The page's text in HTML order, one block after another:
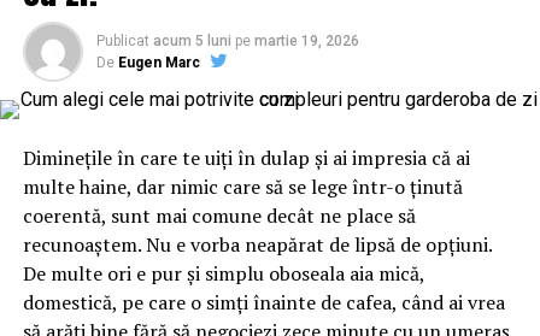
asociate fiecărei publicații.
Rețeaua este operată de SEO Digital S.R.L., companie
fondată în decembrie 2024 și dezvoltatoare a platformei
seodigital.ro, care conectează advertiserii cu peste 3.000
de publicații verificate din România pentru advertoriale,
comunicate de presă și campanii de vizibilitate online.
Despre SEO Digital S.R.L.
SEO Digital S.R.L. este o companie românească
specializată în marketing de conținut și SEO, cu sediul în
culoarea de bază a personajului
Tot farmecul vine din faptul că Stitch are un albastru
care nu seamănă cu albastrul florilor obișnuite. E un
interiorul urechilor. Asta înseamnă că personajul aduce
deja două culori în ecuație înainte să așezi o singură
floare lângă el. Dacă ignori amănuntul ăsta, ajungi ușor
la un aranjament care se bate cap în cap, în care
albastrul rece și florile nimeresc în registre care nu
vorbesc între ele.
Publicat acum 5 luni pe martie 19, 2026
De Eugen Marc
Diminețile în care te uiți în dulap și ai impresia că ai
multe haine, dar nimic care să se lege într-o ținută
coerentă, sunt mai comune decât ne place să
recunoaștem. Nu e vorba neapărat de lipsă de opțiuni.
De multe ori e pur și simplu oboseala aia mică,
domestică, pe care o simți înainte de cafea, când ai vrea